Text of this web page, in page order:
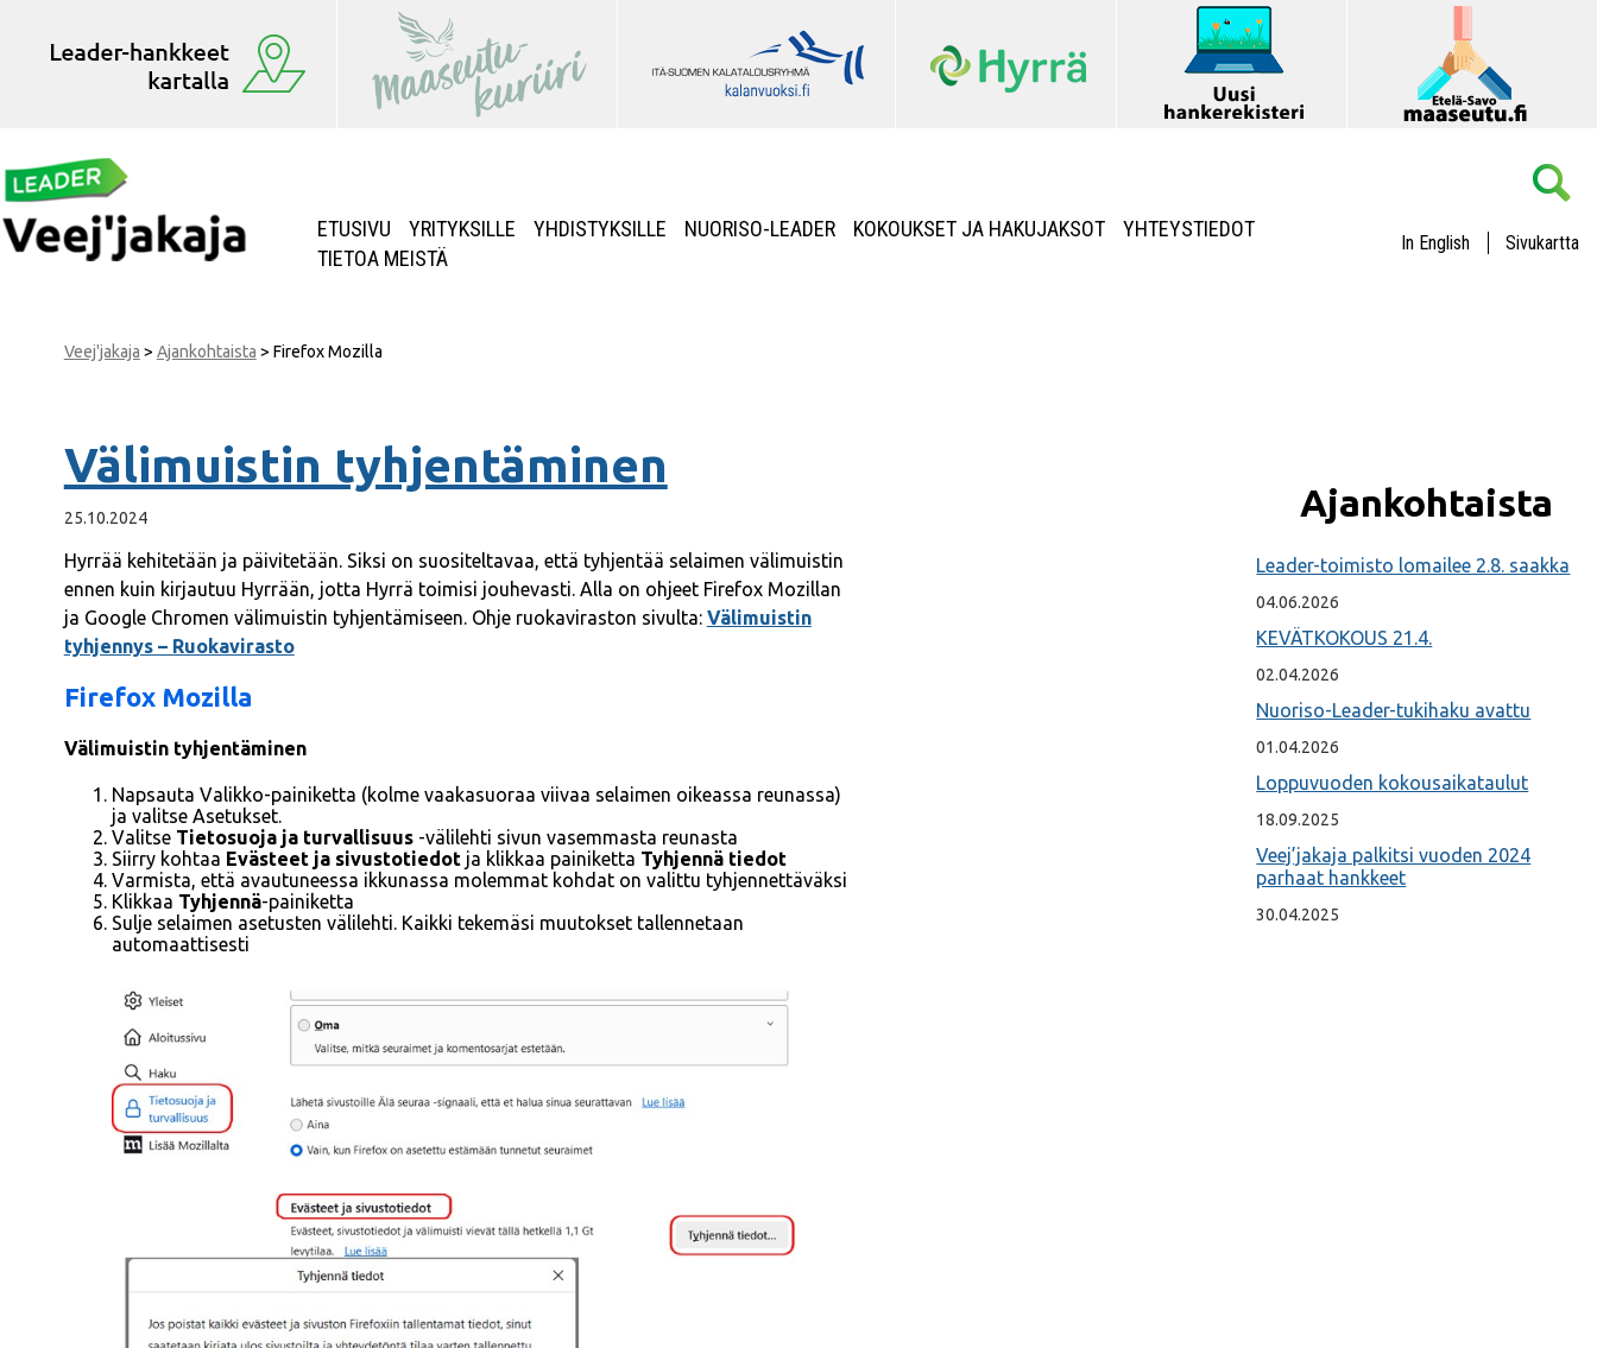
ETUSIVU YRITYKSILLE YHDISTYKSILLE NUORISO-LEADER KOKOUKSET JA HAKUJAKSOT
YHTEYSTIEDOT
TIETOA MEISTÄ
In English Sivukartta
Veej'jakaja > Ajankohtaista > Firefox Mozilla
Välimuistin tyhjentäminen
25.10.2024
Hyrrää kehitetään ja päivitetään. Siksi on suositeltavaa, että tyhjentää selaimen välimuistin
ennen kuin kirjautuu Hyrrään, jotta Hyrrä toimisi jouhevasti. Alla on ohjeet Firefox Mozillan
ja Google Chromen välimuistin tyhjentämiseen. Ohje ruokaviraston sivulta: Välimuistin
tyhjennys – Ruokavirasto
Firefox Mozilla
Välimuistin tyhjentäminen
Napsauta Valikko-painiketta (kolme vaakasuoraa viivaa selaimen oikeassa reunassa)
ja valitse Asetukset.
Valitse Tietosuoja ja turvallisuus-välilehti sivun vasemmasta reunasta
Siirry kohtaa Evästeet ja sivustotiedotja klikkaa painiketta Tyhjennä tiedot
Varmista, että avautuneessa ikkunassa molemmat kohdat on valittu tyhjennettäväksi
Klikkaa Tyhjennä-painiketta
Sulje selaimen asetusten välilehti. Kaikki tekemäsi muutokset tallennetaan
automaattisesti
Ajankohtaista
Leader-toimisto lomailee 2.8. saakka
04.06.2026
KEVÄTKOKOUS 21.4.
02.04.2026
Nuoriso-Leader-tukihaku avattu
01.04.2026
Loppuvuoden kokousaikataulut
18.09.2025
Veej’jakaja palkitsi vuoden 2024
parhaat hankkeet
30.04.2025